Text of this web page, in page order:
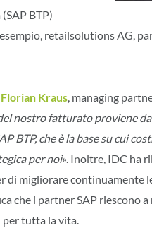
BTP)
retailsolutions AG,
Florian Kraus, managing
nostro fatturato proviene
BTP, che è la base su cui
per noi». Inoltre, IDC ha
di migliorare continuamente
che i partner SAP riescono
per tutta la vita.